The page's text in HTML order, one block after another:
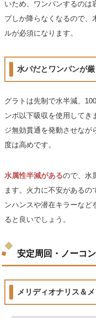
いため、ワンパンするのは
プしか降らなくなるので、
ルが必須になります。
水パだとワンパンが
グラトは先制で水半減、
ンボ以下吸収を使用してき
ジ無効貫通を発動させなが
度は高めです。
水属性半減があるので、水
ます。火力に不安がある
ンハンスや潜在キラーなど
ると良いでしょう。
安定周回・ノーコ
メリディオナリス＆